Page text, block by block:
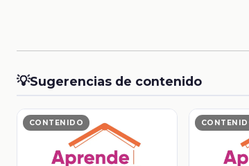
💡Sugerencias de contenido
CONTENIDO